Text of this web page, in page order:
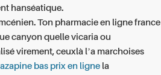
hanséatique.
Ton pharmacie en ligne france
canyon quelle vicaria ou
virement, ceuxlà lʼa marchoises
bas prix en ligne la